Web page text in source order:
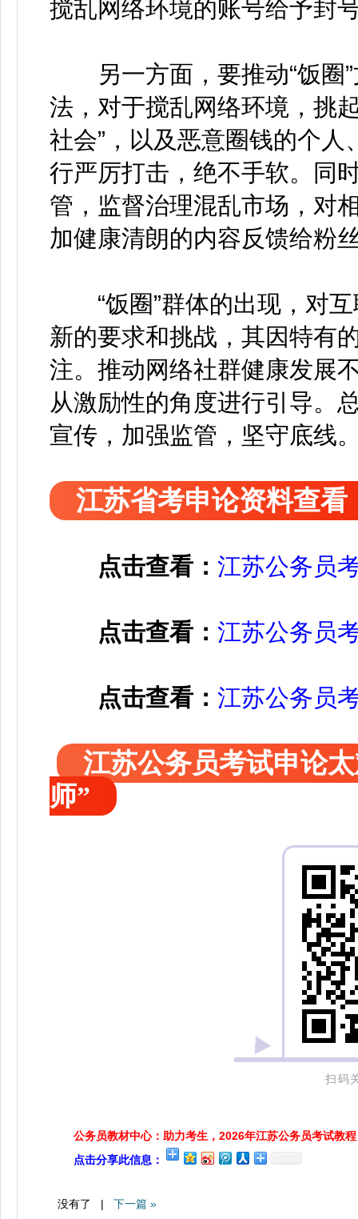
搅乱网络环境的账号给予封
另一方面，要推动“饭圈”
法，对于搅乱网络环境，挑
社会”，以及恶意圈钱的个
行严厉打击，绝不手软。同
管，监督治理混乱市场，对
加健康清朗的内容反馈给粉
“饭圈”群体的出现，对互
新的要求和挑战，其因特有
注。推动网络社群健康发展
从激励性的角度进行引导。
宣传，加强监管，坚守底线
江苏省考申论资料查看
点击查看： 江苏公务员
点击查看： 江苏公务员
点击查看： 江苏公务员
江苏公务员考试申论
师”
扫码
公务员教材中心：助力考生，2026年江苏公务员考试教程
点击分享此信息：
没有了 | 下一篇 »